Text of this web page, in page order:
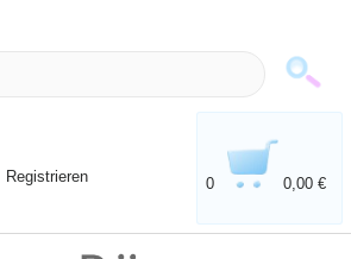
Registrieren 0 0,00 €